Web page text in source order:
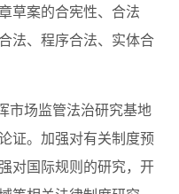
草案的合宪性、合法
法、程序合法、实体合
场监管法治研究基地
证。加强对有关制度预
对国际规则的研究，开